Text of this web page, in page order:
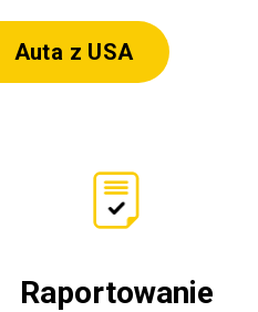
Auta z USA
Raportowanie